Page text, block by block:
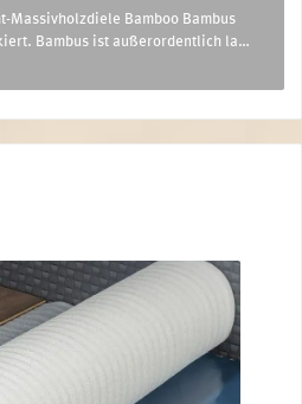
Massivholzdiele Bamboo Bambus
Bambus ist außerordentlich la…